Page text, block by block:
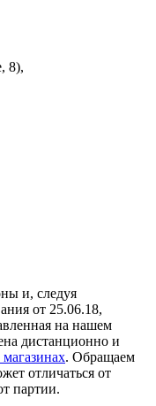
8),
и, следуя
от 25.06.18,
на нашем
дистанционно и
. Обращаем
отличаться от
партии.